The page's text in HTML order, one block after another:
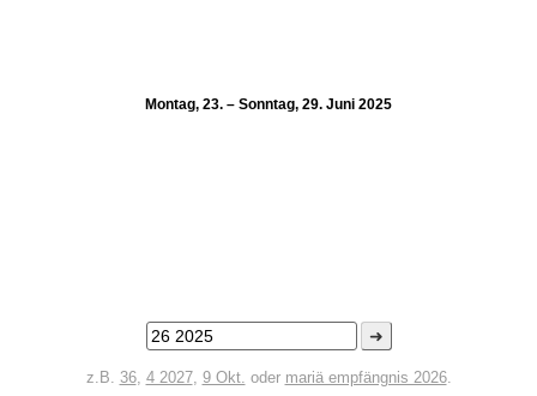
Montag, 23. – Sonntag, 29. Juni 2025
➜
z.B. 36, 4 2027, 9 Okt. oder mariä empfängnis 2026.